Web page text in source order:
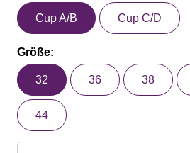
Cup A/B Cup C/D
Größe:
32 36 38
44